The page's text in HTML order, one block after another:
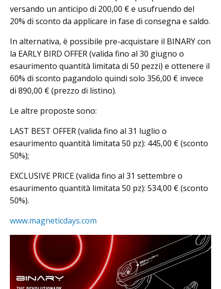
versando un anticipo di 200,00 € e usufruendo del
20% di sconto da applicare in fase di consegna e saldo.
In alternativa, è possibile pre-acquistare il BINARY con
la EARLY BIRD OFFER (valida fino al 30 giugno o
esaurimento quantità limitata di 50 pezzi) e ottenere il
60% di sconto pagandolo quindi solo 356,00 € invece
di 890,00 € (prezzo di listino).
Le altre proposte sono:
LAST BEST OFFER (valida fino al 31 luglio o
esaurimento quantità limitata 50 pz): 445,00 € (sconto
50%);
EXCLUSIVE PRICE (valida fino al 31 settembre o
esaurimento quantità limitata 50 pz): 534,00 € (sconto
50%).
www.magneticdays.com